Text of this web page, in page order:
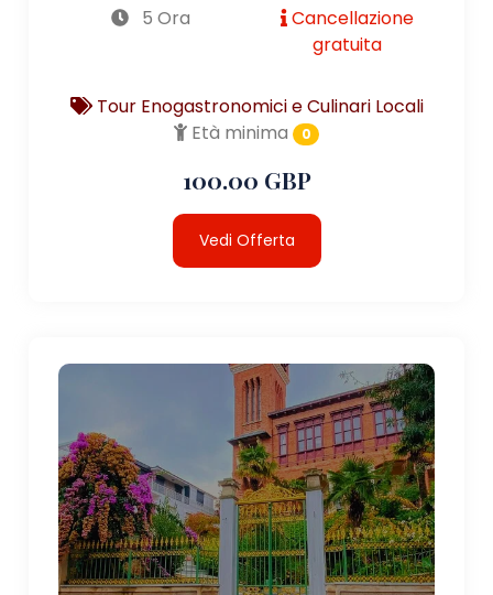
5 Ora
Cancellazione
gratuita
Tour Enogastronomici e Culinari Locali
Età minima
0
100.00 GBP
Vedi Offerta